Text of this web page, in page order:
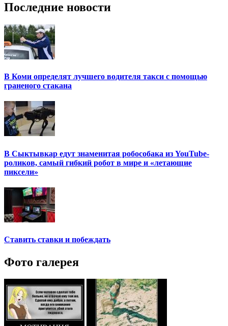
Последние новости
В Коми определят лучшего водителя такси с помощью
граненого стакана
В Сыктывкар едут знаменитая робособака из YouTube-
роликов, самый гибкий робот в мире и «летающие
пиксели»
Ставить ставки и побеждать
Фото галерея